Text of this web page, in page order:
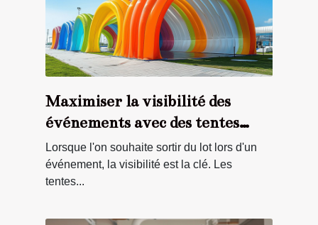
Maximiser la visibilité des
événements avec des tentes
publicitaires gonflables
Lorsque l'on souhaite sortir du lot lors d'un
événement, la visibilité est la clé. Les
tentes...